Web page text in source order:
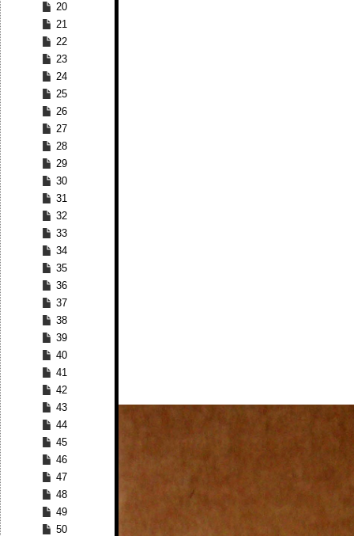
20
21
22
23
24
25
26
27
28
29
30
31
32
33
34
35
36
37
38
39
40
41
42
43
44
45
46
47
48
49
50